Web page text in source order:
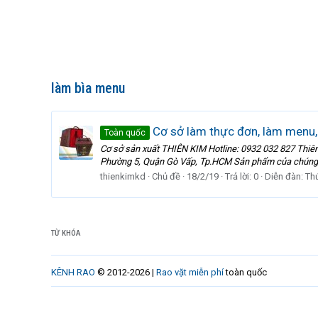
làm bìa menu
Toàn quốc Cơ sở làm thực đơn, làm
Cơ sở sản xuất THIÊN KIM Hotline: 0932 032 827
Phường 5, Quận Gò Vấp, Tp.HCM Sản phẩm của
thienkimkd
Chủ đề 18/2/19 Trả lời: 0 Diễn đàn:
TỪ KHÓA
KÊNH RAO © 2012-2026 | Rao vặt miễn phítoàn quốc